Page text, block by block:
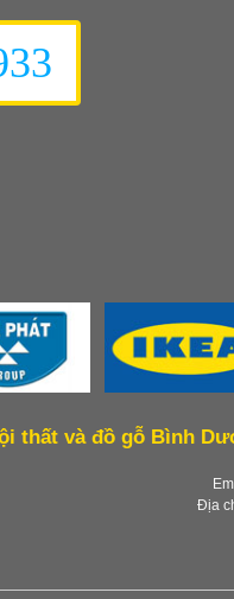
thất và đồ gỗ Bình
Địa